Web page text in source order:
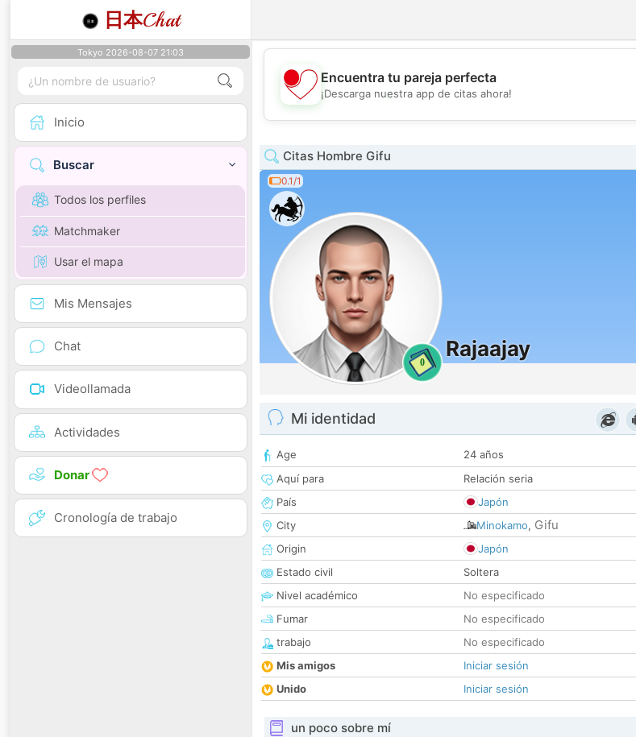
日本Chat
Tokyo 2026-08-07 21:03
Inicio
Buscar
Todos los perfiles
Matchmaker
Usar el mapa
Mis Mensajes
Chat
Videollamada
Actividades
Donar
Cronología de trabajo
💖
Encuentra tu pareja perfecta
¡Descarga nuestra app de citas ahora!
Citas Hombre Gifu
0.1/1
0
Rajaajay
Mi identidad
Age
24 años
Aquí para
Relación seria
País
Japón
City
Minokamo, Gifu
Origin
Japón
Estado civil
Soltera
Nivel académico
No especificado
Fumar
No especificado
trabajo
No especificado
Mis amigos
Iniciar sesión
Unido
Iniciar sesión
un poco sobre mí